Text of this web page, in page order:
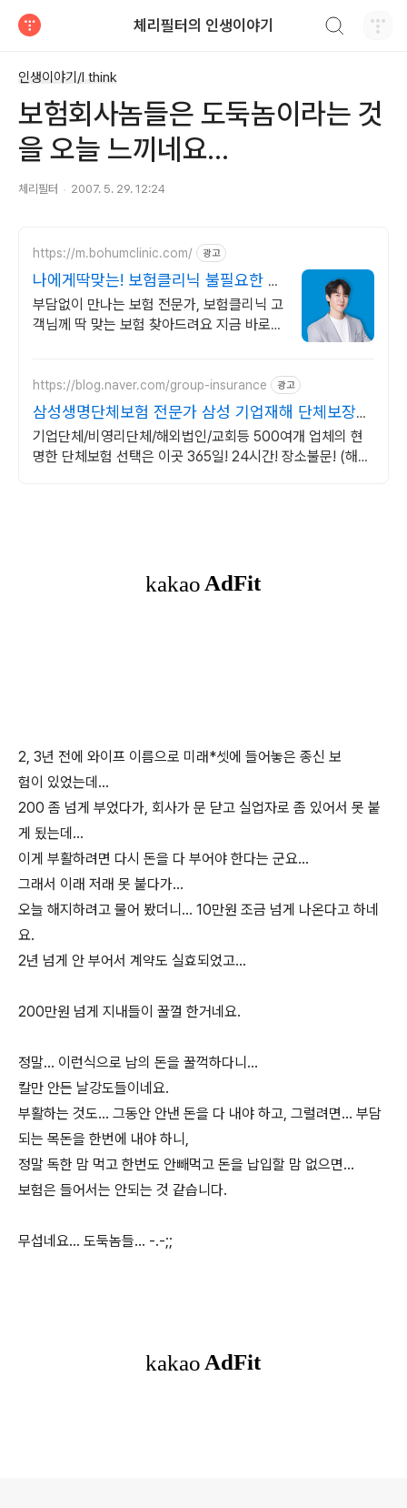
체리필터의 인생이야기
인생이야기/I think
보험회사놈들은 도둑놈이라는 것
을 오늘 느끼네요...
체리필터 2007. 5. 29. 12:24
https://m.bohumclinic.com/ 광고
나에게딱맞는! 보험클리닉 불필요한 보
험료 내고있나요?
부담없이 만나는 보험 전문가, 보험클리닉 고
객님께 딱 맞는 보험 찾아드려요 지금 바로
https://blog.naver.com/group-insurance 광고
삼성생명단체보험 전문가 삼성 기업재해 단체보장보
험
기업단체/비영리단체/해외법인/교회등 500여개 업체의 현
명한 단체보험 선택은 이곳 365일! 24시간! 장소불문! (해외
2, 3년 전에 와이프 이름으로 미래*셋에 들어놓은 종신 보
험이 있었는데...
200 좀 넘게 부었다가, 회사가 문 닫고 실업자로 좀 있어서 못 붙
게 됬는데...
이게 부활하려면 다시 돈을 다 부어야 한다는 군요...
그래서 이래 저래 못 붙다가...
오늘 해지하려고 물어 봤더니... 10만원 조금 넘게 나온다고 하네
요.
2년 넘게 안 부어서 계약도 실효되었고...
200만원 넘게 지내들이 꿀껄 한거네요.
정말... 이런식으로 남의 돈을 꿀꺽하다니...
칼만 안든 날강도들이네요.
부활하는 것도... 그동안 안낸 돈을 다 내야 하고, 그럴려면... 부담
되는 목돈을 한번에 내야 하니,
정말 독한 맘 먹고 한번도 안빼먹고 돈을 납입할 맘 없으면...
보험은 들어서는 안되는 것 같습니다.
무섭네요... 도둑놈들... -.-;;